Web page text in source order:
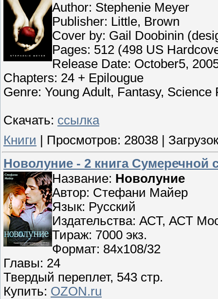
Author: Stephenie Meyer
Publisher: Little, Brown
Cover by: Gail Doobinin
Pages: 512 (498 US
Release Date: October5,
Chapters: 24 + Epilougue
Genre: Young Adult, Fantasy,
Скачать: ссылка
Книги
Просмотров: 28038
Новолуние - 2 книга Сумеречной
Название: Новолуние
Автор: Стефани Майер
Язык: Русский
Издательства: АСТ, АСТ
Тираж: 7000 экз.
Формат: 84x108/32
Главы: 24
Твердый переплет, 543 стр.
Купить: OZON.ru